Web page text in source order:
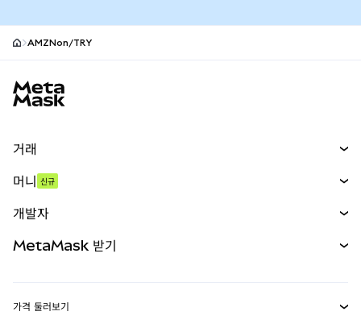
AMZNon/TRY
거래
무기한 선물
실물자산
머니 신규
개발자
MetaMask 받기
가격 둘러보기